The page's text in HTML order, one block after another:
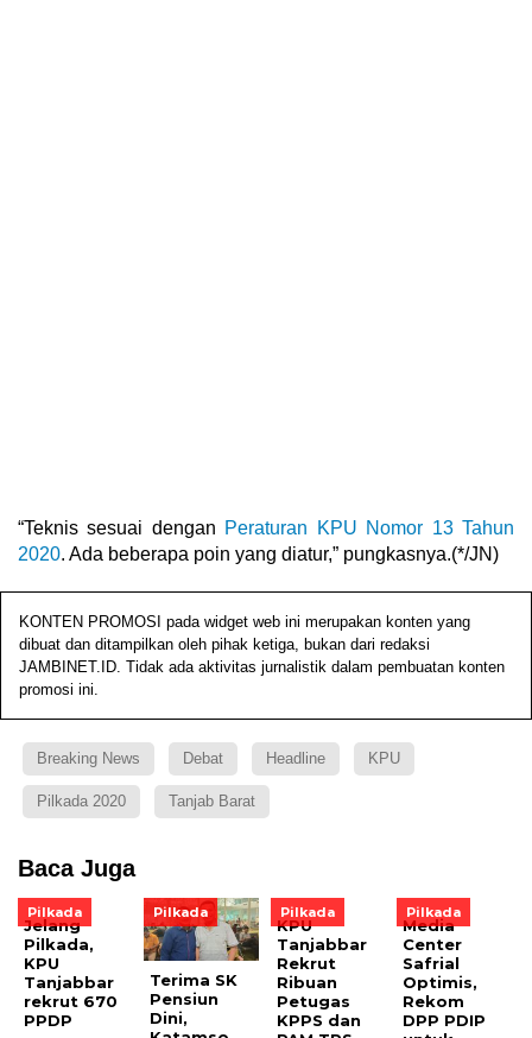
“Teknis sesuai dengan Peraturan KPU Nomor 13 Tahun
2020. Ada beberapa poin yang diatur,” pungkasnya.(*/JN)
KONTEN PROMOSI pada widget web ini merupakan konten yang
dibuat dan ditampilkan oleh pihak ketiga, bukan dari redaksi
JAMBINET.ID. Tidak ada aktivitas jurnalistik dalam pembuatan konten
promosi ini.
Breaking News Debat Headline KPU
Pilkada 2020 Tanjab Barat
Baca Juga
Pilkada
Jelang
Pilkada,
KPU
Tanjabbar
rekrut 670
PPDP
Pilkada
Terima SK
Pensiun
Dini,
Pilkada
KPU
Tanjabbar
Rekrut
Ribuan
Petugas
KPPS dan
Pilkada
Media
Center
Safrial
Optimis,
Rekom
DPP PDIP